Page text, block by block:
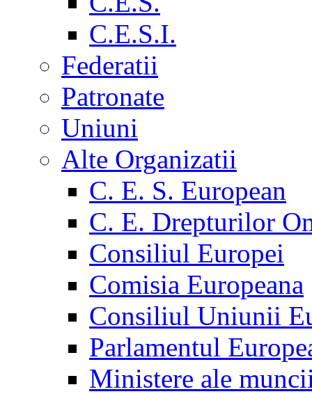
C.E.S.I.
Federatii
Patronate
Uniuni
Alte Organizatii
C. E. S. European
C. E. Drepturilor
Consiliul Europei
Comisia Europeana
Consiliul Uniunii
Parlamentul
Ministere ale